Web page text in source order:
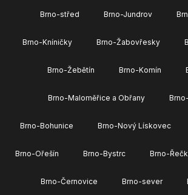
Brno-střed Brno-Jundrov
Brno-Kníničky Brno-Žabovřesky
Brno-Žebětín Brno-Komín
Brno-Maloměřice a Obřany
Brno-Bohunice Brno-Nový Lískovec
Brno-Ořešín Brno-Bystrc Brno-
Brno-Černovice Brno-sever